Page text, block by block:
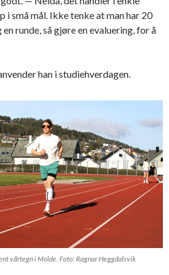
små mål. Ikke tenke at man har 20
runde, så gjøre en evaluering, for å
han i studiehverdagen.
vårtegn i Molde. Foto: Ragnar Heggdalsvik